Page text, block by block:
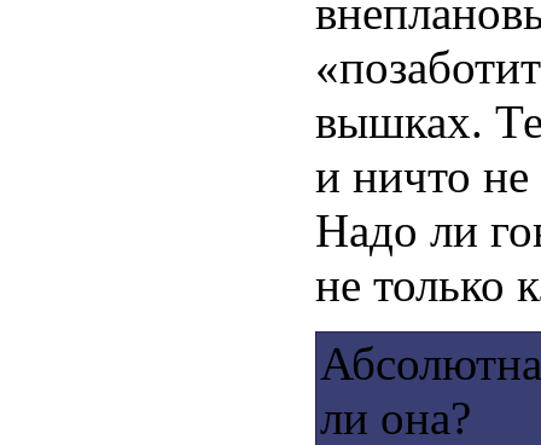
вышках.
и ничто
Надо ли
не только
ли она?